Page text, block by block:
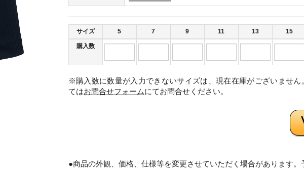
サイズ 5 7 9 11 13 15
購入数
※購入数に数量が入力できないサイズは、現在在庫がございません
てはお問合せフォームにてお問合せください。
●商品の外観、価格、仕様等を変更させていただく場合があります。